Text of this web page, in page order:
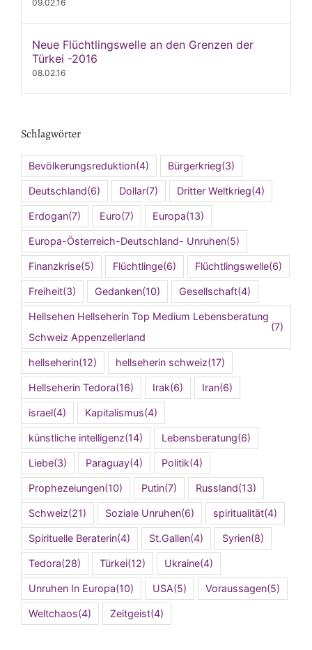
09.02.16
Neue Flüchtlingswelle an den Grenzen der
Türkei -2016
08.02.16
Schlagwörter
Bevölkerungsreduktion(4) Bürgerkrieg(3)
Deutschland(6) Dollar(7) Dritter Weltkrieg(4)
Erdogan(7) Euro(7) Europa(13)
Europa-Österreich-Deutschland- Unruhen(5)
Finanzkrise(5) Flüchtlinge(6) Flüchtlingswelle(6)
Freiheit(3) Gedanken(10) Gesellschaft(4)
Hellsehen Hellseherin Top Medium Lebensberatung
Schweiz Appenzellerland
(7)
hellseherin(12) hellseherin schweiz(17)
Hellseherin Tedora(16) Irak(6) Iran(6)
israel(4) Kapitalismus(4)
künstliche intelligenz(14) Lebensberatung(6)
Liebe(3) Paraguay(4) Politik(4)
Prophezeiungen(10) Putin(7) Russland(13)
Schweiz(21) Soziale Unruhen(6) spiritualität(4)
Spirituelle Beraterin(4) St.Gallen(4) Syrien(8)
Tedora(28) Türkei(12) Ukraine(4)
Unruhen In Europa(10) USA(5) Voraussagen(5)
Weltchaos(4) Zeitgeist(4)